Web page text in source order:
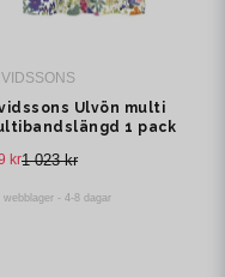
Ulvön multi
1 pack
1 023 kr
kr
webblager - 4-8 dagar